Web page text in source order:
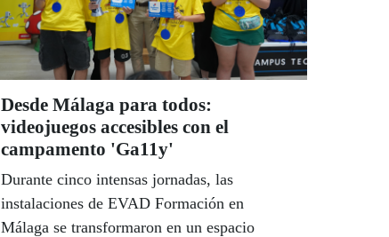
Desde Málaga para todos:
videojuegos accesibles con el
campamento 'Ga11y'
Durante cinco intensas jornadas, las
instalaciones de EVAD Formación en
Málaga se transformaron en un espacio